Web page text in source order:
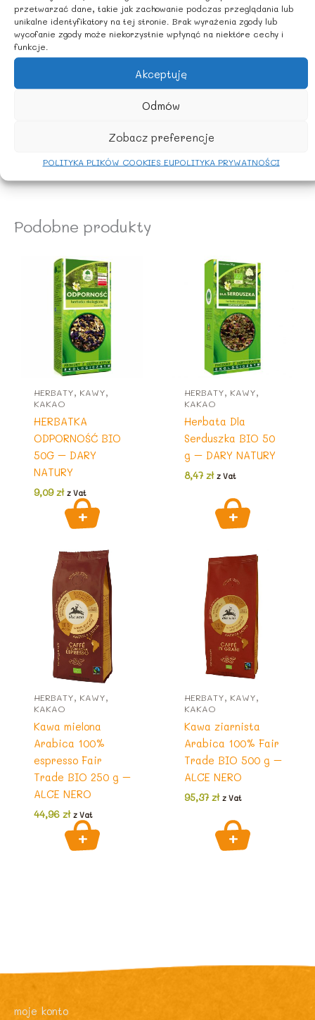
przetwarzać dane, takie jak zachowanie podczas przeglądania lub
unikalne identyfikatory na tej stronie. Brak wyrażenia zgody lub
wycofanie zgody może niekorzystnie wpłynąć na niektóre cechy i
funkcje.
Akceptuję
Odmów
Zobacz preferencje
POLITYKA PLIKÓW COOKIES EUPOLITYKA PRYWATNOŚCI
pozostawić pod przykryciem do zaparzenia na około 10
– 15 minut.
ZALECANE WARUNKI PRZECHOWYWANIA
Przechowywać w suchym miejscu
KRAJ POCHODZENIA
Rolnictwo Polska
Podobne produkty
HERBATY, KAWY,
KAKAO
HERBATKA
ODPORNOŚĆ BIO
50G – DARY
NATURY
9,09zł z Vat
HERBATY, KAWY,
KAKAO
Herbata Dla
Serduszka BIO 50
g – DARY NATURY
8,47zł z Vat
HERBATY, KAWY,
KAKAO
Kawa mielona
Arabica 100%
espresso Fair
Trade BIO 250 g –
ALCE NERO
44,96 zł z Vat
HERBATY, KAWY,
KAKAO
Kawa ziarnista
Arabica 100% Fair
Trade BIO 500 g –
ALCE NERO
95,37zł z Vat
moje konto